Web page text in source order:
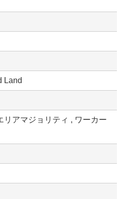
Land
リアマジョリティ , ワーカー